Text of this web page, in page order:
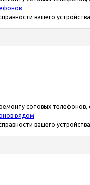
вашего
сотовых
рядом
вашего